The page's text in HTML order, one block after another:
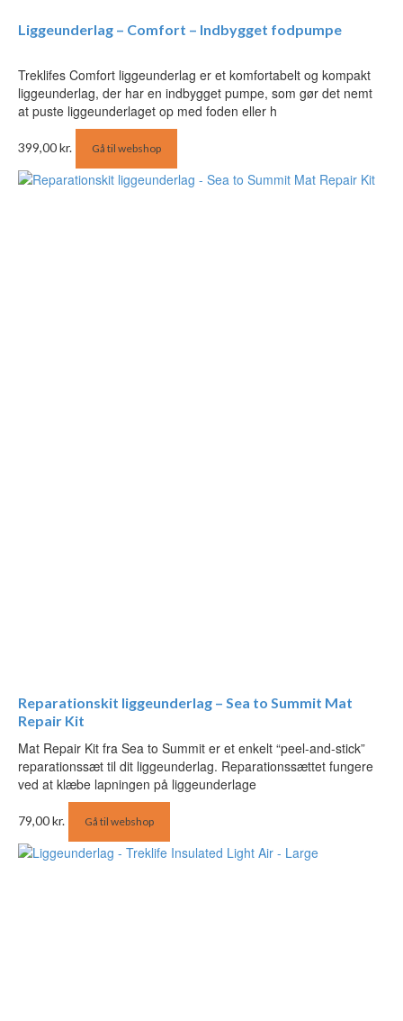
Liggeunderlag – Comfort – Indbygget fodpumpe
Treklifes Comfort liggeunderlag er et komfortabelt og kompakt
liggeunderlag, der har en indbygget pumpe, som gør det nemt
at puste liggeunderlaget op med foden eller h
399,00kr. Gå til webshop
Reparationskit liggeunderlag – Sea to Summit Mat
Repair Kit
Mat Repair Kit fra Sea to Summit er et enkelt “peel-and-stick”
reparationssæt til dit liggeunderlag. Reparationssættet fungere
ved at klæbe lapningen på liggeunderlage
79,00kr. Gå til webshop